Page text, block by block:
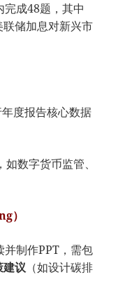
完成48题，其中
联储加息对新兴市
度报告核心数据
数字货币监管、
）​
并制作PPT，需包
建议​ ​（如设计碳排